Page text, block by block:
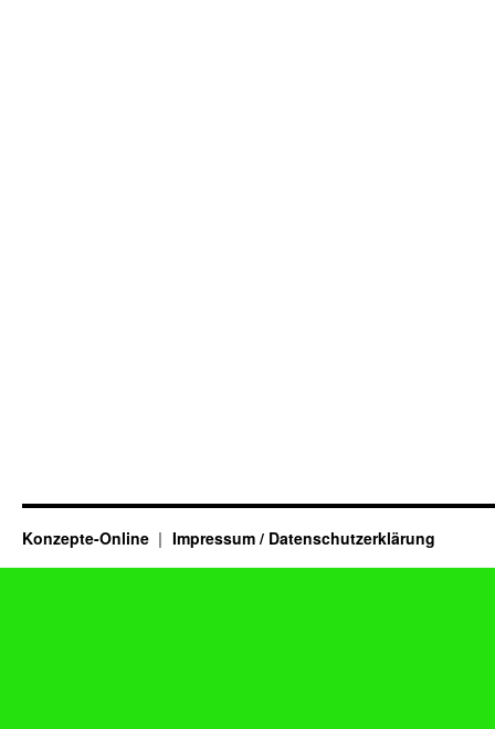
Konzepte-Online Impressum / Datenschutzerklärung